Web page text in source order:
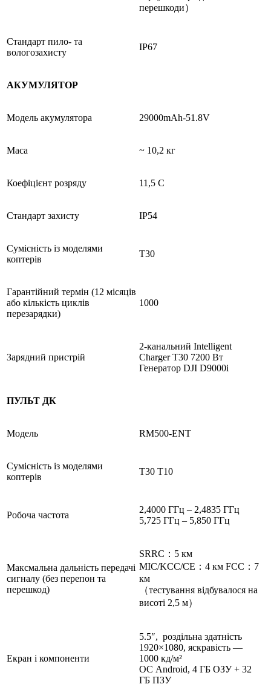
перешкоди）
Стандарт пило- та
вологозахисту
IP67
АКУМУЛЯТОР
Модель акумулятора 29000mAh-51.8V
Маса ~ 10,2 кг
Коефіцієнт розряду 11,5 C
Стандарт захисту IP54
Сумісність із моделями
коптерів
T30
Гарантійний термін (12 місяців
або кількість циклів
перезарядки)
1000
Зарядний пристрій
2-канальний Intelligent
Charger T30 7200 Вт
Генератор DJI D9000i
ПУЛЬТ ДК
Модель RM500-ENT
Сумісність із моделями
коптерів
T30 T10
Робоча частота
2,4000 ГГц – 2,4835 ГГц
5,725 ГГц – 5,850 ГГц
Максмальна дальність передачі
сигналу (без перепон та
перешкод)
SRRC：5 км
MIC/KCC/CE：4 км FCC：7
км
（тестування відбувалося на
висоті 2,5 м）
Екран і компоненти
5.5″, роздільна здатність
1920×1080, яскравість —
1000 кд/м²
ОС Android, 4 ГБ ОЗУ + 32
ГБ ПЗУ